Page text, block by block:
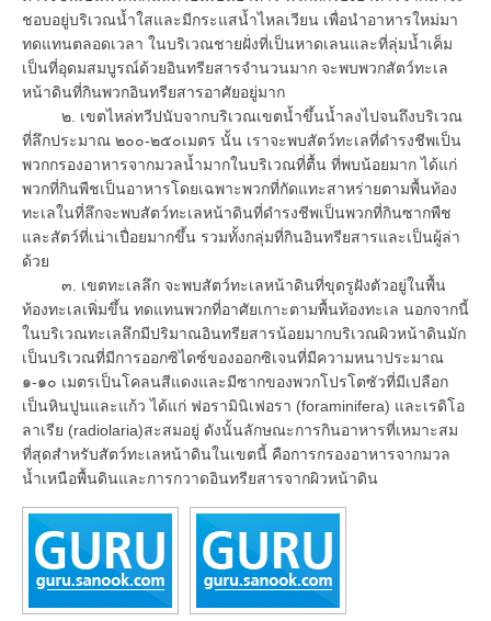
ชอบอยู่บริเวณน้ำใสและมีกระแสน้ำไหลเวียน เพื่อนำอาหารใหม่มา
ทดแทนตลอดเวลา ในบริเวณชายฝั่งที่เป็นหาดเลนและที่ลุ่มน้ำเค็ม
เป็นที่อุดมสมบูรณ์ด้วยอินทรียสารจำนวนมาก จะพบพวกสัตว์ทะเล
หน้าดินที่กินพวกอินทรียสารอาศัยอยู่มาก
๒. เขตไหล่ทวีปนับจากบริเวณเขตน้ำขึ้นน้ำลงไปจนถึงบริเวณ
ที่ลึกประมาณ ๒๐๐-๒๕๐เมตร นั้น เราจะพบสัตว์ทะเลที่ดำรงชีพเป็น
พวกกรองอาหารจากมวลน้ำมากในบริเวณที่ตื้น ที่พบน้อยมาก ได้แก่
พวกที่กินพืชเป็นอาหารโดยเฉพาะพวกที่กัดแทะสาหร่ายตามพื้นท้อง
ทะเลในที่ลึกจะพบสัตว์ทะเลหน้าดินที่ดำรงชีพเป็นพวกที่กินซากพืช
และสัตว์ที่เน่าเปื่อยมากขึ้น รวมทั้งกลุ่มที่กินอินทรียสารและเป็นผู้ล่า
ด้วย
๓. เขตทะเลลึก จะพบสัตว์ทะเลหน้าดินที่ขุดรูฝังตัวอยู่ในพื้น
ท้องทะเลเพิ่มขึ้น ทดแทนพวกที่อาศัยเกาะตามพื้นท้องทะเล นอกจากนี้
ในบริเวณทะเลลึกมีปริมาณอินทรียสารน้อยมากบริเวณผิวหน้าดินมัก
เป็นบริเวณที่มีการออกซิไดซ์ของออกซิเจนที่มีความหนาประมาณ
๑-๑๐ เมตรเป็นโคลนสีแดงและมีซากของพวกโปรโตซัวที่มีเปลือก
เป็นหินปูนและแก้ว ได้แก่ ฟอรามินิเฟอรา (foraminifera) และเรดิโอ
ลาเรีย (radiolaria)สะสมอยู่ ดังนั้นลักษณะการกินอาหารที่เหมาะสม
ที่สุดสำหรับสัตว์ทะเลหน้าดินในเขตนี้ คือการกรองอาหารจากมวล
น้ำเหนือพื้นดินและการกวาดอินทรียสารจากผิวหน้าดิน